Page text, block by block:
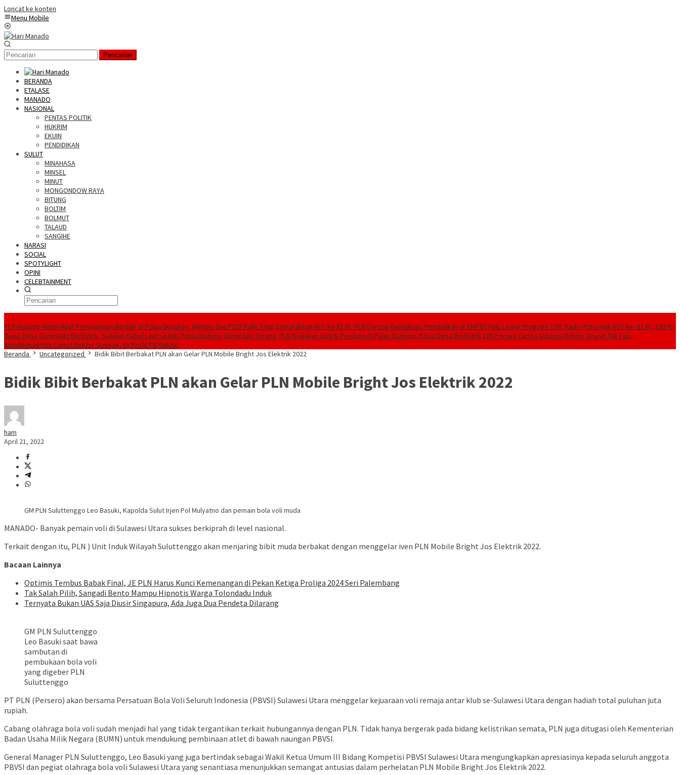
Loncat ke konten
Menu Mobile
Pencarian
BERANDA
ETALASE
MANADO
NASIONAL
PENTAS POLITIK
HUKRIM
EKUIN
PENDIDIKAN
SULUT
MINAHASA
MINSEL
MINUT
MONGONDOW RAYA
BITUNG
BOLTIM
BOLMUT
TALAUD
SANGIHE
NARASI
SOCIAL
SPOTYLIGHT
OPINI
CELEBTAINMENT
PLN Manado Minta Maaf Pemadaman Bergilir di Pulau Bunaken, Minggu Dua PLTD Pulih TotalSemarakkan HUT ke 81 RI, PLN Dorong Digitalisasi Pendidikan di SMPN1 Palu Lewat Program TJSLKado PLN untuk HUT ke- 81 RI, 100 %
Rasio Desa Gorontalo Berlistrik, Setelah Kabel Laut Listriki Pulau Dudepo Gorontalo Terang. PLN Nyalakan Listrik Perdana di Pulau Dudepo, Rasio Desa Berlistrik 100 Persen Curiga Suksesi Rektor Unsrat Tak Fair,
Mendiktisaintek Copot Rektor Sompie, Ini Profil Plt Rektor
Beranda
Uncategorized Bidik Bibit Berbakat PLN akan Gelar PLN Mobile Bright Jos Elektrik 2022
Bidik Bibit Berbakat PLN akan Gelar PLN Mobile Bright Jos Elektrik 2022
ham
April 21, 2022
GM PLN Suluttenggo Leo Basuki, Kapolda Sulut Irjen Pol Mulyatno dan pemain bola voli muda
MANADO- Banyak pemain voli di Sulawesi Utara sukses berkiprah di level nasional.
Terkait dengan itu, PLN ) Unit Induk Wilayah Suluttenggo akan menjaring bibit muda berbakat dengan menggelar iven PLN Mobile Bright Jos Elektrik 2022.
Bacaan Lainnya
Optimis Tembus Babak Final, JE PLN Harus Kunci Kemenangan di Pekan Ketiga Proliga 2024 Seri Palembang
Tak Salah Pilih, Sangadi Bento Mampu Hipnotis Warga Tolondadu Induk
Ternyata Bukan UAS Saja Diusir Singapura, Ada Juga Dua Pendeta Dilarang
GM PLN Suluttenggo
Leo Basuki saat bawa
sambutan di
pembukaan bola voli
yang digeber PLN
Suluttenggo
PT PLN (Persero) akan bersama Persatuan Bola Voli Seluruh Indonesia (PBVSI) Sulawesi Utara menggelar kejuaraan voli remaja antar klub se-Sulawesi Utara dengan hadiah total puluhan juta
rupiah.
Cabang olahraga bola voli sudah menjadi hal yang tidak tergantikan terkait hubungannya dengan PLN. Tidak hanya bergerak pada bidang kelistrikan semata, PLN juga ditugasi oleh Kementerian
Badan Usaha Milik Negara (BUMN) untuk mendukung pembinaan atlet di bawah naungan PBVSI.
General Manager PLN Suluttenggo, Leo Basuki yang juga bertindak sebagai Wakil Ketua Umum III Bidang Kompetisi PBVSI Sulawesi Utara mengungkapkan apresiasinya kepada seluruh anggota
PBVSI dan pegiat olahraga bola voli Sulawesi Utara yang senantiasa menunjukkan semangat antusias dalam perhelatan PLN Mobile Bright Jos Elektrik 2022.